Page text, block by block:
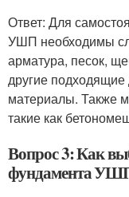
Ответ: Для
УШП необходимы
арматура, песок,
другие
материалы. Также
такие как
Вопрос 3: Как
фундамента